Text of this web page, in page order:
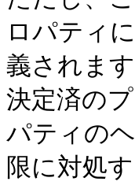
ロパティ
義されま
決定済の
パティの
限に対処